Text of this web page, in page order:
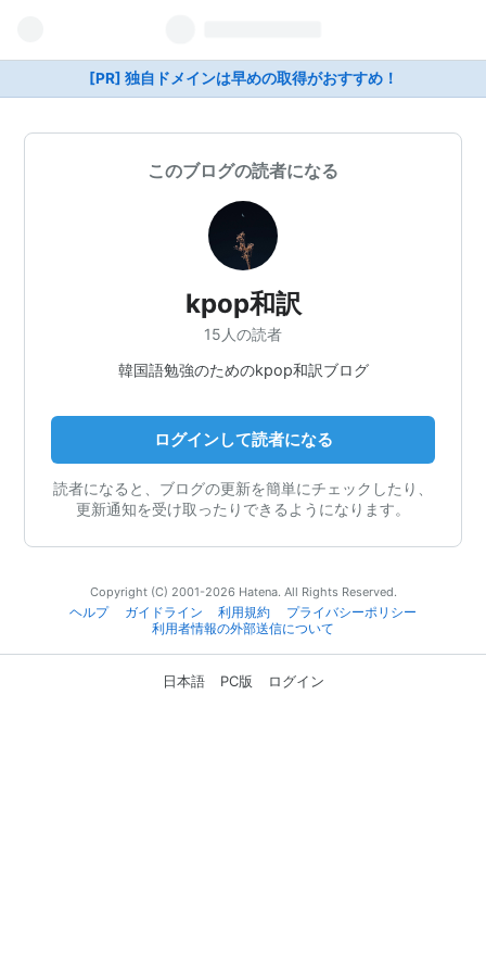
[PR] 独自ドメインは早めの取得がおすすめ！
このブログの読者になる
kpop和訳
15人の読者
韓国語勉強のためのkpop和訳ブログ
ログインして読者になる
読者になると、ブログの更新を簡単にチェックしたり、
更新通知を受け取ったりできるようになります。
Copyright (C) 2001-2026 Hatena. All Rights Reserved.
ヘルプ
ガイドライン 利用規約
プライバシーポリシー
利用者情報の外部送信について
日本語 PC版 ログイン